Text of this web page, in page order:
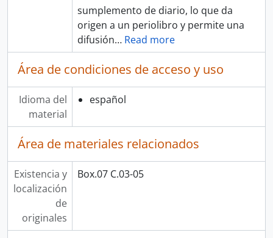
sumplemento de diario, lo que da
origen a un periolibro y permite una
difusión… Read more
Área de condiciones de acceso y uso
Idioma del
material
español
Área de materiales relacionados
Existencia y
localización
de
originales
Box.07 C.03-05